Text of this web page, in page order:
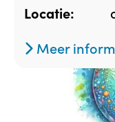
Locatie:
Meer